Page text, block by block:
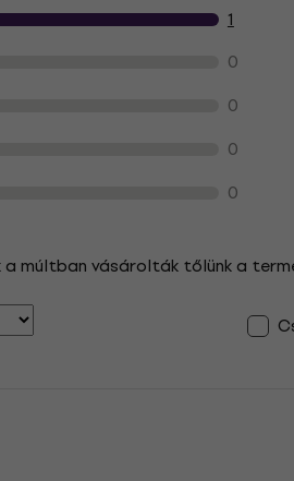
a termékről 1
0
0
0
0
múltban vásárolták tőlünk a